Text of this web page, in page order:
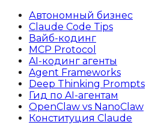
Автономный бизнес
Claude Code Tips
Вайб-кодинг
MCP Protocol
AI-кодинг агенты
Agent Frameworks
Deep Thinking Prompts
Гид по AI-агентам
OpenClaw vs NanoClaw
Конституция Claude